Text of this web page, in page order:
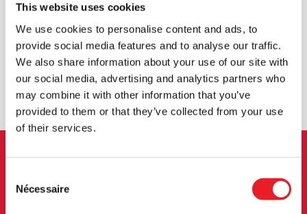
This website uses cookies
We use cookies to personalise content and ads, to
provide social media features and to analyse our traffic.
We also share information about your use of our site with
our social media, advertising and analytics partners who
may combine it with other information that you’ve
provided to them or that they’ve collected from your use
of their services.
Selection
Nécessaire
EXPÉDITION DANS LE MONDE ENTIER
LA PLUS GRANDE GAMME DU
ROYAUME-UNI
ÉCHANGE OU RETOUR DEMANDES SUR MESURE
INSCRIPTION AU BULLETIN